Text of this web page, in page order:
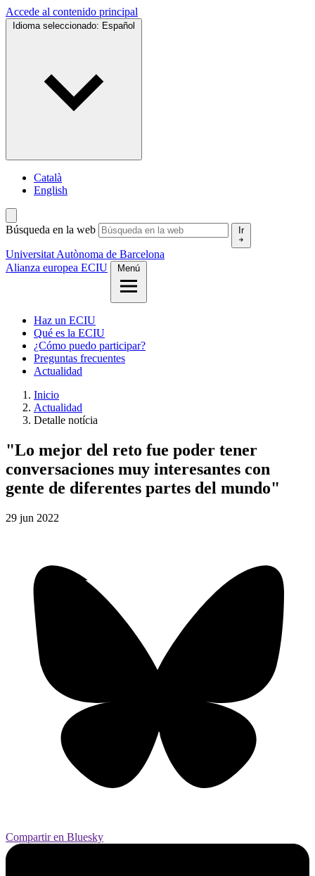
Accede al contenido principal
Idioma seleccionado: Español
Català
English
Búsqueda en la web Ir
Universitat Autònoma de Barcelona
Alianza europea ECIU
Menú
Haz un ECIU
Qué es la ECIU
¿Cómo puedo participar?
Preguntas frecuentes
Actualidad
Inicio
Actualidad
Detalle notícia
"Lo mejor del reto fue poder tener
conversaciones muy interesantes con
gente de diferentes partes del mundo"
29 jun 2022
Compartir en Bluesky